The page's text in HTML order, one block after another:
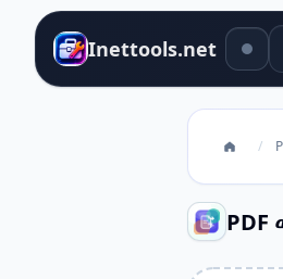
Inettools.net
/
PDF